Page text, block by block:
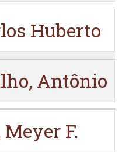
Huberto
Antônio
F.